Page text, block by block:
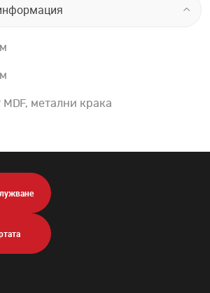
метални крака